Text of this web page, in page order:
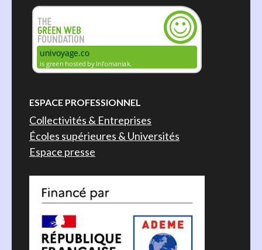
ESPACE PROFESSIONNEL
Collectivités & Entreprises
Écoles supérieures & Universités
Espace presse